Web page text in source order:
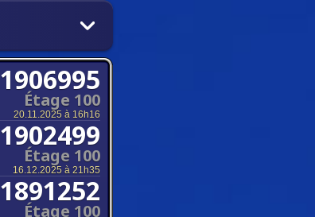
1906995
Étage 100
20.11.2025 à 16h16
1902499
Étage 100
16.12.2025 à 21h35
1891252
Étage 100